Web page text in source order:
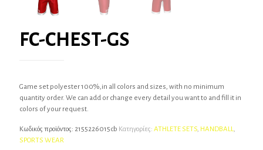
FC-CHEST-GS
Game set polyester 100%,in all colors and sizes, with no minimum
quantity order. We can add or change every detail you want to and fill it in
colors of your request.
Κωδικός προϊόντος: 2155226015cb Κατηγορίες: ATHLETE SETS, HANDBALL,
SPORTS WEAR